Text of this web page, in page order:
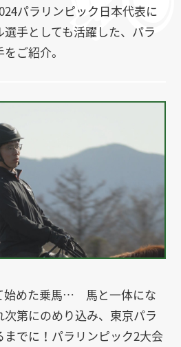
パラリンピック日本代表に
手としても活躍した、パラ
ご紹介。
始めた乗馬… 馬と一体にな
第にのめり込み、東京パラ
までに！パラリンピック2大会